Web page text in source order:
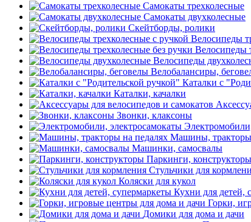
Самокаты трехколесные
Самокаты двухколесные
Скейтборды, ролики
Велосипеды
Велосипеды
Велосипеды
Велобалансиры,
Каталки с
Каталки, качалки
Звонки, клаксоны
Машины, тракторы
Машинки, самосвалы
Паркинги, конструкторы
Стульчики для
Коляски для кукол
Кухни для детей,
Горки,
Домики для дома и дачи